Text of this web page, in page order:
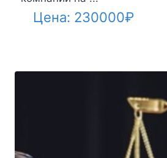
Цена: 230000₽